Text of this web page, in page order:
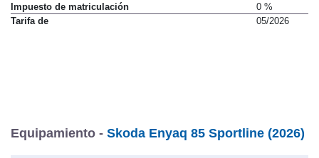
Impuesto de matriculación
0 %
Tarifa de
05/2026
Equipamiento - Skoda Enyaq 85 Sportline (2026)